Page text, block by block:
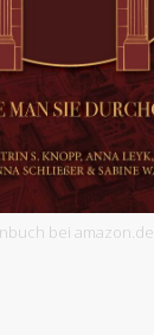
bei amazon.de